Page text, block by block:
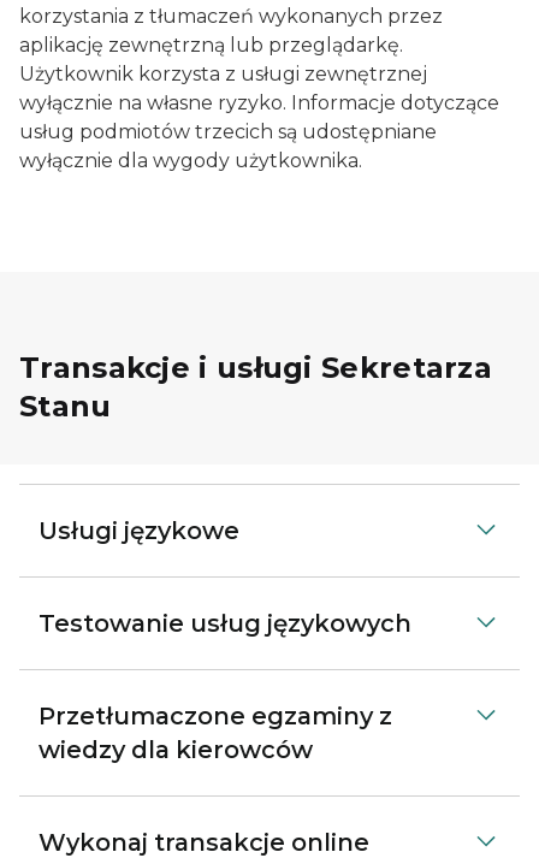
korzystania z tłumaczeń wykonanych przez
aplikację zewnętrzną lub przeglądarkę.
Użytkownik korzysta z usługi zewnętrznej
wyłącznie na własne ryzyko. Informacje dotyczące
usług podmiotów trzecich są udostępniane
wyłącznie dla wygody użytkownika.
Transakcje i usługi Sekretarza
Stanu
Usługi językowe
Testowanie usług językowych
Przetłumaczone egzaminy z
wiedzy dla kierowców
Wykonaj transakcje online